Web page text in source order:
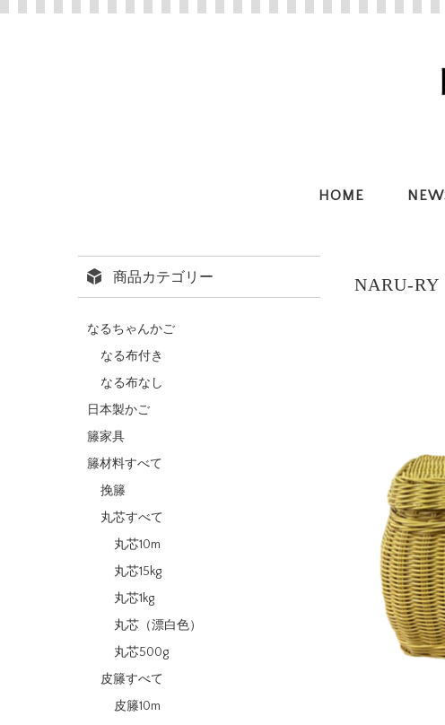
HOME
NARU-RY
商品カテゴリー
なるちゃんかご
なる布付き
なる布なし
日本製かご
籐家具
籐材料すべて
挽籐
丸芯すべて
丸芯10m
丸芯15kg
丸芯1kg
丸芯（漂白色）
丸芯500g
皮籐すべて
皮籐10m